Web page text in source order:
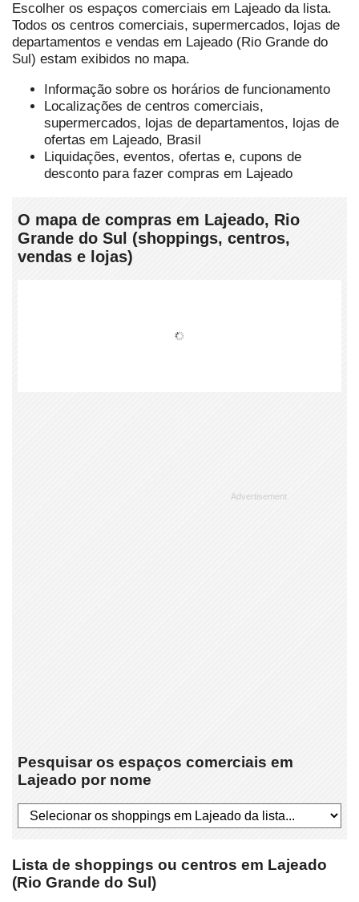
Escolher os espaços comerciais em Lajeado da lista.
Todos os centros comerciais, supermercados, lojas de
departamentos e vendas em Lajeado (Rio Grande do
Sul) estam exibidos no mapa.
Informação sobre os horários de funcionamento
Localizações de centros comerciais,
supermercados, lojas de departamentos, lojas de
ofertas em Lajeado, Brasil
Liquidações, eventos, ofertas e, cupons de
desconto para fazer compras em Lajeado
O mapa de compras em Lajeado, Rio
Grande do Sul (shoppings, centros,
vendas e lojas)
Pesquisar os espaços comerciais em
Lajeado por nome
Lista de shoppings ou centros em Lajeado
(Rio Grande do Sul)